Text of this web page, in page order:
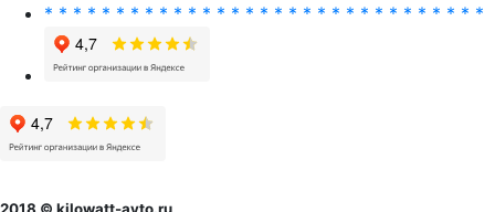
* * * * * * * * * * * * * * * * * * * * * * * * * * * * * * *